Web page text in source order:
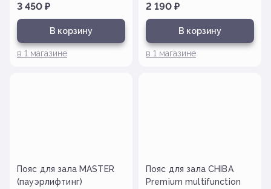
3 450 ₽
В корзину
в 1 магазине
2 190 ₽
В корзину
в 1 магазине
Пояс для зала MASTER
(пауэрлифтинг)
Пояс для зала CHIBA
Premium multifunction